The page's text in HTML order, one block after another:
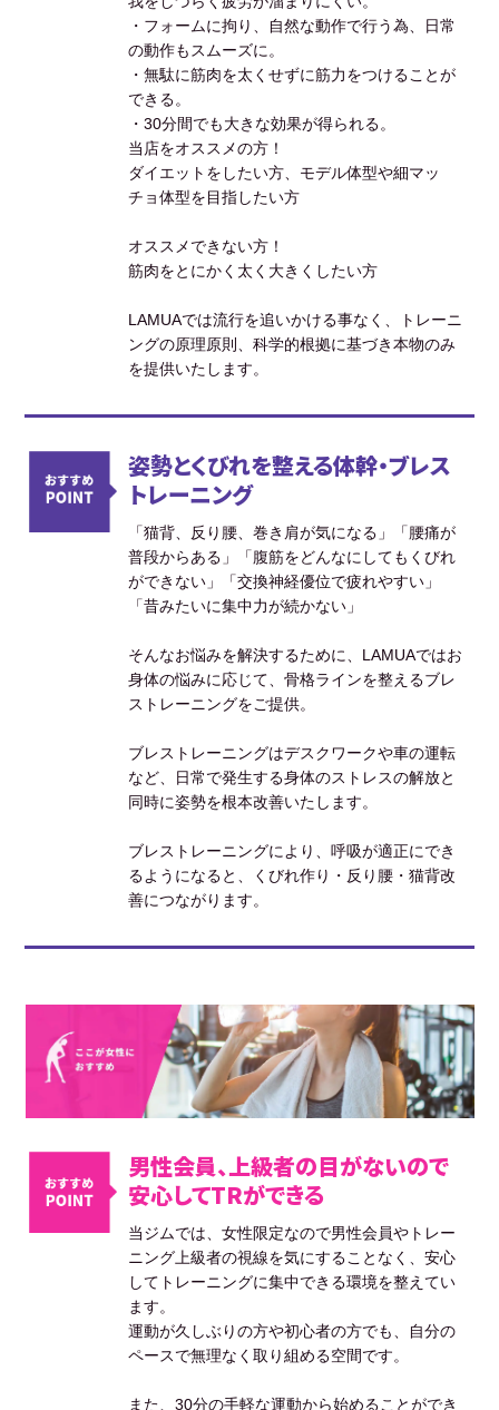
・フォームに拘り、自然な動作で行う為、日常
の動作もスムーズに。
・無駄に筋肉を太くせずに筋力をつけることが
できる。
・30分間でも大きな効果が得られる。
当店をオススメの方！
ダイエットをしたい方、モデル体型や細マッ
チョ体型を目指したい方
オススメできない方！
筋肉をとにかく太く大きくしたい方
LAMUAでは流行を追いかける事なく、トレーニ
ングの原理原則、科学的根拠に基づき本物のみ
を提供いたします。
姿勢とくびれを整える体幹・ブレス
トレーニング
「猫背、反り腰、巻き肩が気になる」「腰痛が
普段からある」「腹筋をどんなにしてもくびれ
ができない」「交換神経優位で疲れやすい」
「昔みたいに集中力が続かない」
そんなお悩みを解決するために、LAMUAではお
身体の悩みに応じて、骨格ラインを整えるブレ
ストレーニングをご提供。
ブレストレーニングはデスクワークや車の運転
など、日常で発生する身体のストレスの解放と
同時に姿勢を根本改善いたします。
ブレストレーニングにより、呼吸が適正にでき
るようになると、くびれ作り・反り腰・猫背改
善につながります。
男性会員、上級者の目がないので
安心してTRができる
当ジムでは、女性限定なので男性会員やトレー
ニング上級者の視線を気にすることなく、安心
してトレーニングに集中できる環境を整えてい
ます。
運動が久しぶりの方や初心者の方でも、自分の
ペースで無理なく取り組める空間です。
また、30分の手軽な運動から始めることができ